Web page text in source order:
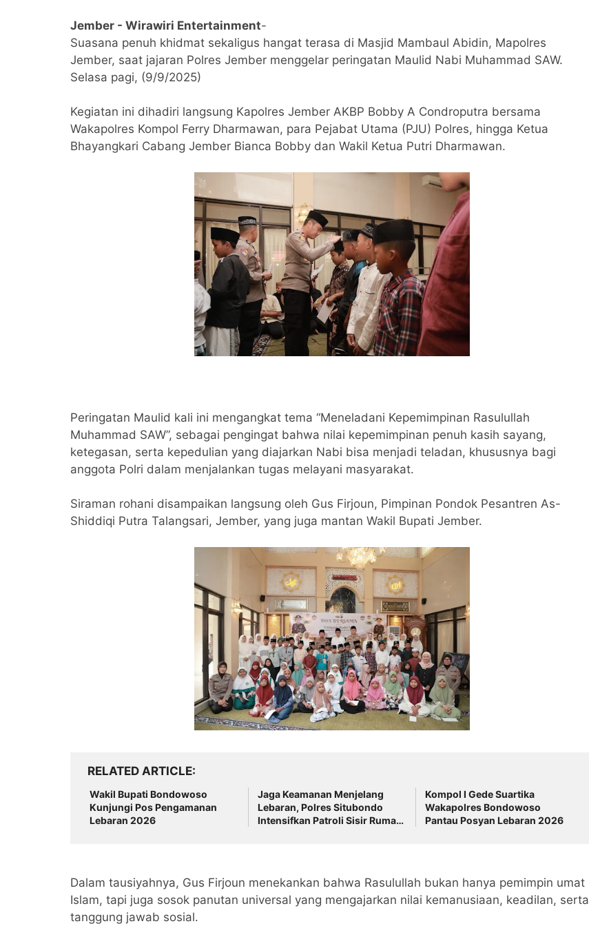
Jember - Wirawiri Entertainment-
Suasana penuh khidmat sekaligus hangat terasa di Masjid Mambaul Abidin, Mapolres
Jember, saat jajaran Polres Jember menggelar peringatan Maulid Nabi Muhammad SAW.
Selasa pagi, (9/9/2025)
Kegiatan ini dihadiri langsung Kapolres Jember AKBP Bobby A Condroputra bersama
Wakapolres Kompol Ferry Dharmawan, para Pejabat Utama (PJU) Polres, hingga Ketua
Bhayangkari Cabang Jember Bianca Bobby dan Wakil Ketua Putri Dharmawan.
Peringatan Maulid kali ini mengangkat tema “Meneladani Kepemimpinan Rasulullah
Muhammad SAW”, sebagai pengingat bahwa nilai kepemimpinan penuh kasih sayang,
ketegasan, serta kepedulian yang diajarkan Nabi bisa menjadi teladan, khususnya bagi
anggota Polri dalam menjalankan tugas melayani masyarakat.
Siraman rohani disampaikan langsung oleh Gus Firjoun, Pimpinan Pondok Pesantren As-
Shiddiqi Putra Talangsari, Jember, yang juga mantan Wakil Bupati Jember.
RELATED ARTICLE
Wakil Bupati Bondowoso
Kunjungi Pos Pengamanan
Lebaran 2026
Jaga Keamanan Menjelang
Lebaran, Polres Situbondo
Intensifkan Patroli Sisir Rumah
Kompol I Gede Suartika
Wakapolres Bondowoso
Pantau Posyan Lebaran 2026
Dalam tausiyahnya, Gus Firjoun menekankan bahwa Rasulullah bukan hanya pemimpin umat
Islam, tapi juga sosok panutan universal yang mengajarkan nilai kemanusiaan, keadilan, serta
tanggung jawab sosial.